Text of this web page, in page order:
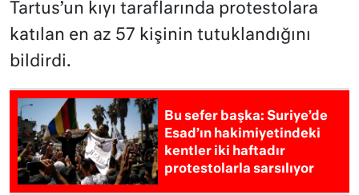
Tartus’un kıyı taraflarında protestolara
katılan en az 57 kişinin tutuklandığını
bildirdi.
Bu sefer başka: Suriye’de
Esad’ın hakimiyetindeki
kentler iki haftadır
protestolarla sarsılıyor